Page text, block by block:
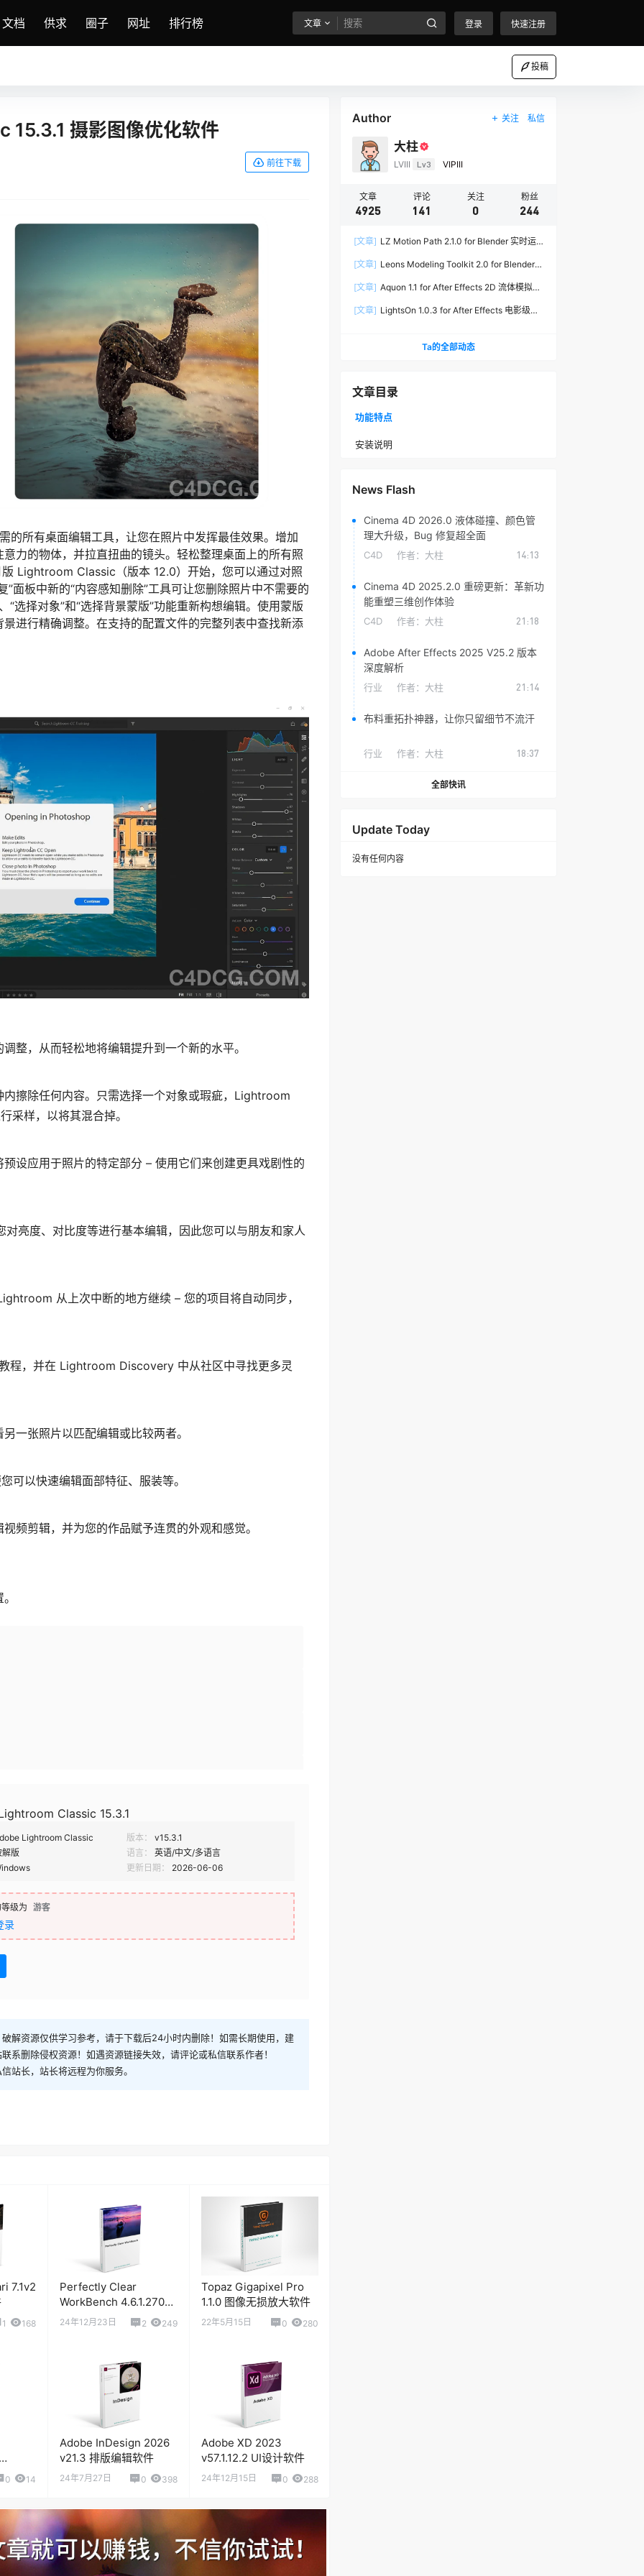
文档 供求 圈子 网址 排行榜 文章 登录 快速注册
投稿
摄影图像优化软件
前往下载
的所有桌面编辑工具，让您在照片中发挥最佳效果。增加
力的物体，并拉直扭曲的镜头。轻松整理桌面上的所有照
Lightroom Classic（版本 12.0）开始，您可以通过对照
面板中新的“内容感知删除”工具可让您删除照片中不需要的
“选择对象”和“选择背景蒙版”功能重新构想编辑。使用蒙版
进行精确调整。在支持的配置文件的完整列表中查找新添
整，从而轻松地将编辑提升到一个新的水平。
擦除任何内容。只需选择一个对象或瑕疵，Lightroom
采样，以将其混合掉。
设应用于照片的特定部分 – 使用它们来创建更具戏剧性的
亮度、对比度等进行基本编辑，因此您可以与朋友和家人
从上次中断的地方继续 – 您的项目将自动同步，
程，并在 Lightroom Discovery 中从社区中寻找更多灵
一张照片以匹配编辑或比较两者。
可以快速编辑面部特征、服装等。
频剪辑，并为您的作品赋予连贯的外观和感觉。
Classic 15.3.1
Lightroom Classic 版本：
v15.3.1
解版
语言：
英语/中文/多语言
更新日期： 2026-06-06
级为 游客
录
解资源仅供学习参考，请于下载后24小时内删除！如需长期使用，建
系删除侵权资源！如遇资源链接失效，请评论或私信联系作者！
站长，站长将远程为你服务。
7.1v2
1 168
Perfectly Clear
WorkBench 4.6.1.2709
智能照片修饰调色锐化
24年12月23日 2 249
Topaz Gigapixel Pro
1.1.0 图像无损放大软件
22年5月15日 0 280
编
0 14
Adobe InDesign 2026
v21.3 排版编辑软件
24年7月27日 0 398
Adobe XD 2023
v57.1.12.2 UI设计软件
24年12月15日 0 288
Author 关注 私信
大柱
LVIII Lv3 VIPIII
文章
4925
评论
141
关注
0
粉丝
244
[文章] LZ Motion Path 2.1.0 for Blender 实时运
[文章] Leons Modeling Toolkit 2.0 for Blender
[文章] Aquon 1.1 for After Effects 2D 流体模拟插
[文章] LightsOn 1.0.3 for After Effects 电影级镜
Ta的全部动态
文章目录
功能特点
安装说明
News Flash
Cinema 4D 2026.0 液体碰撞、颜色管
理大升级，Bug 修复超全面
C4D 作者： 大柱 14:13
Cinema 4D 2025.2.0 重磅更新：革新功
能重塑三维创作体验
C4D 作者： 大柱 21:18
Adobe After Effects 2025 V25.2 版本
深度解析
行业 作者： 大柱 21:14
布料重拓扑神器，让你只留细节不流汗
行业 作者： 大柱 18:37
全部快讯
Update Today
没有任何内容